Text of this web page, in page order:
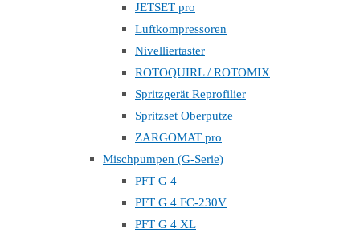
JETSET pro
Luftkompressoren
Nivelliertaster
ROTOQUIRL / ROTOMIX
Spritzgerät Reprofilier
Spritzset Oberputze
ZARGOMAT pro
Mischpumpen (G-Serie)
PFT G 4
PFT G 4 FC-230V
PFT G 4 XL